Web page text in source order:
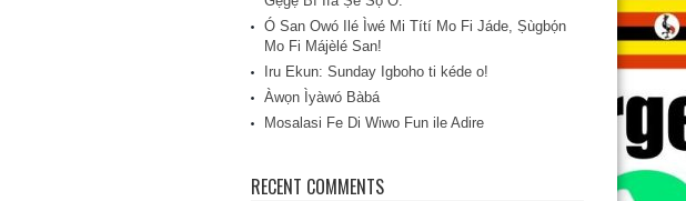
Ó San Owó Ilé Ìwé Mi Títí Mo Fi Jáde, Ṣùgbọ́n
Mo Fi Májèlé San!
Iru Ekun: Sunday Igboho ti kéde o!
Àwọn Ìyàwó Bàbá
Mosalasi Fe Di Wiwo Fun ile Adire
RECENT COMMENTS